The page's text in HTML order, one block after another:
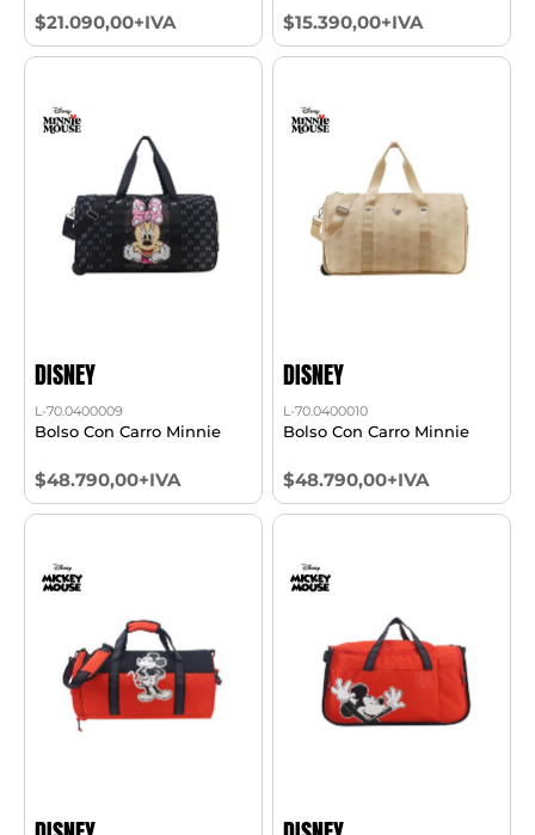
$21.090,00+IVA $15.390,00+IVA
DISNEY
L-70.0400009
Bolso Con Carro Minnie
$48.790,00+IVA
DISNEY
L-70.0400010
Bolso Con Carro Minnie
$48.790,00+IVA